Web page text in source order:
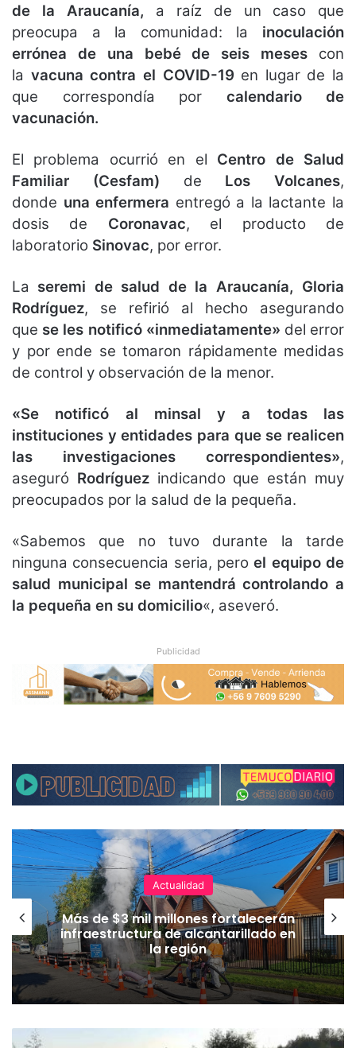
de la Araucanía, a raíz de un caso que
preocupa a la comunidad: la inoculación
errónea de una bebé de seis meses con
la vacuna contra el COVID-19 en lugar de la
que correspondía por calendario de
vacunación.
El problema ocurrió en el Centro de Salud
Familiar (Cesfam) de Los Volcanes,
donde una enfermera entregó a la lactante la
dosis de Coronavac, el producto de
laboratorio Sinovac, por error.
La seremi de salud de la Araucanía, Gloria
Rodríguez, se refirió al hecho asegurando
que se les notificó «inmediatamente» del error
y por ende se tomaron rápidamente medidas
de control y observación de la menor.
«Se notificó al minsal y a todas las
instituciones y entidades para que se realicen
las investigaciones correspondientes»,
aseguró Rodríguez indicando que están muy
preocupados por la salud de la pequeña.
«Sabemos que no tuvo durante la tarde
ninguna consecuencia seria, peroel equipo de
salud municipal se mantendrá controlando a
la pequeña en su domicilio«, aseveró.
Publicidad
Actualidad
Más de $3 mil millones fortalecerán
infraestructura de alcantarillado en
la región